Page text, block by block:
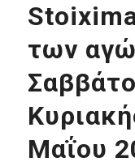
των
Μαΐου